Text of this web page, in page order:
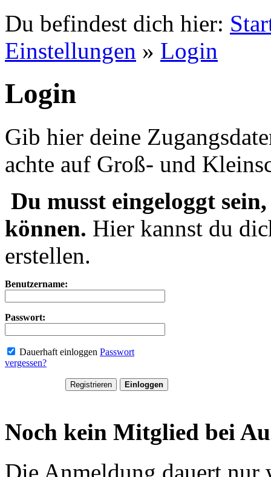
Du befindest dich hier:
Einstellungen » Login
Login
Gib hier deine
achte auf Groß- und
Du musst eingeloggt
können. Hier kannst du
erstellen.
Benutzername:
Passwort:
Dauerhaft einloggen Passwort
vergessen?
Noch kein Mitglied bei